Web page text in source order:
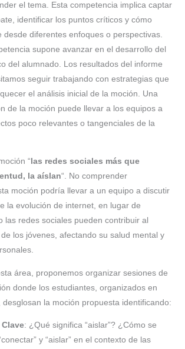
el tema. Esta competencia implica captar
identificar los puntos críticos y cómo
desde diferentes enfoques o perspectivas.
supone avanzar en el desarrollo del
del alumnado. Los resultados del informe
seguir trabajando con estrategias que
el análisis inicial de la moción. Una
de la moción puede llevar a los equipos a
poco relevantes o tangenciales de la
“ las redes sociales más que
la aíslan“. No comprender
moción podría llevar a un equipo a discutir
la evolución de internet, en lugar de
las redes sociales pueden contribuir al
los jóvenes, afectando su salud mental y
área, proponemos organizar sesiones de
donde los estudiantes, organizados en
desglosan la moción propuesta identificando:
Clave: ¿Qué significa “aislar”? ¿Cómo se
y “aislar” en el contexto de las